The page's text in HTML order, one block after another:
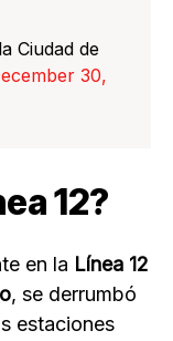
Ciudad de
30,
12?
en la Línea 12
, se derrumbó
estaciones